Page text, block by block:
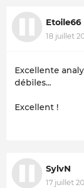
Etoile66
18 juillet
Excellente
débiles...
Excellent !
SylvN
17 juillet